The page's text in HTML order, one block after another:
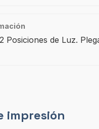
Posiciones de Luz.
impresión